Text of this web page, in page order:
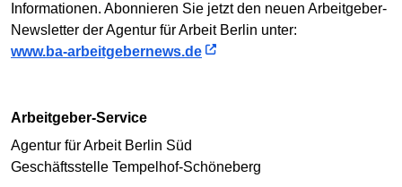
Informationen. Abonnieren Sie jetzt den neuen Arbeitgeber-
Newsletter der Agentur für Arbeit Berlin unter:
www.ba-arbeitgebernews.de
Arbeitgeber-Service
Agentur für Arbeit Berlin Süd
Geschäftsstelle Tempelhof-Schöneberg